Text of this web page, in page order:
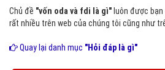
Chủ đề "vốn oda và fdi là gì" luôn được
rất nhiều trên web của chúng tôi cũng như
Quay lại danh mục "Hỏi đáp là gì"